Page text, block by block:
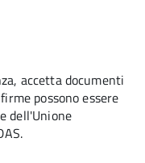
accetta documenti
possono essere
dell'Unione